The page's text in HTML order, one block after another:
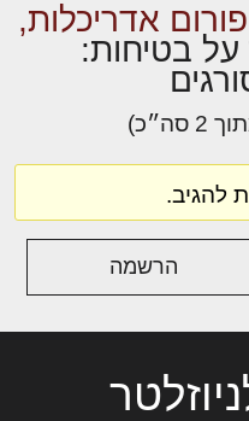
פורום אדריכלות,
בטיחות:
להגיב.
הרשמה